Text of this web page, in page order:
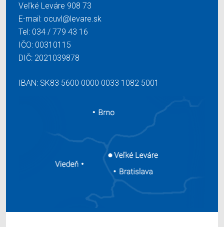
Veľké Leváre 908 73
E-mail: ocuvl@levare.sk
Tel: 034 / 779 43 16
IČO: 00310115
DIČ: 2021039878
IBAN: SK83 5600 0000 0033 1082 5001